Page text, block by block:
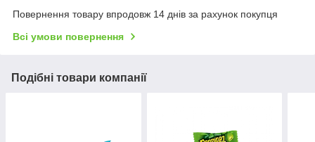
Повернення товару впродовж 14 днів за рахунок покупця
Всі умови повернення
Подібні товари компанії